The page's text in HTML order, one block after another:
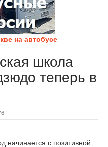
на автобусе
школа
теперь в
начинается с позитивной